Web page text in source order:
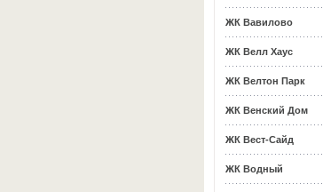
ЖК Вавилово
ЖК Велл Хаус
ЖК Велтон Парк
ЖК Венский Дом
ЖК Вест-Сайд
ЖК Водный